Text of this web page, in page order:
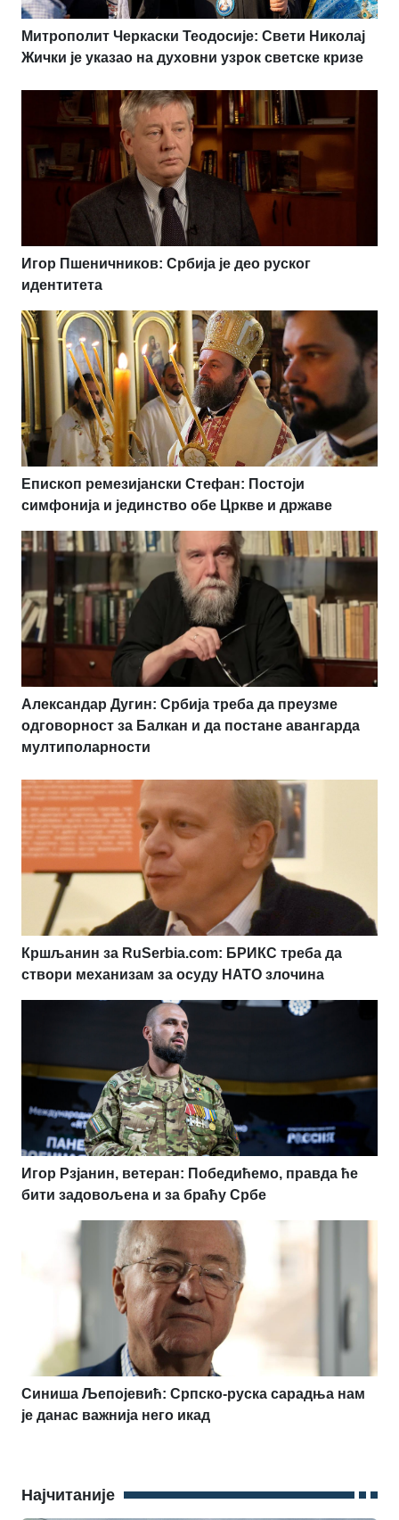
Митрополит Черкаски Теодосије: Свети Николај
Жички је указао на духовни узрок светске кризе
Игор Пшеничников: Србија је део руског
идентитета
Епископ ремезијански Стефан: Постоји
симфонија и јединство обе Цркве и државе
Александар Дугин: Србија треба да преузме
одговорност за Балкан и да постане авангарда
мултиполарности
Кршљанин за RuSerbia.com: БРИКС треба да
створи механизам за осуду НАТО злочина
Игор Рзјанин, ветеран: Победићемо, правда ће
бити задовољена и за браћу Србе
Синиша Љепојевић: Српско-руска сарадња нам
је данас важнија него икад
Најчитаније